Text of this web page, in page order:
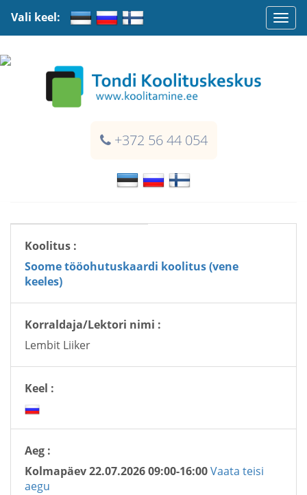
+372 56 44 054
Vali keel:
Koolitus :
Soome tööohutuskaardi koolitus (vene
keeles)
Korraldaja/Lektori nimi :
Lembit Liiker
Keel :
Aeg :
Kolmapäev 22.07.2026 09:00-16:00Vaata teisi
aegu